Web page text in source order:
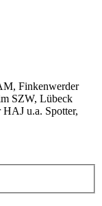
Finkenwerder
SZW, Lübeck
u.a. Spotter,